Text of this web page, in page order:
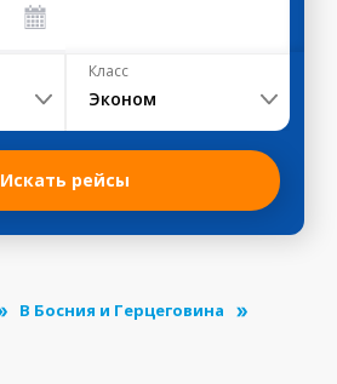
Класс
Эконом
Искать рейсы
В Босния и Герцеговина